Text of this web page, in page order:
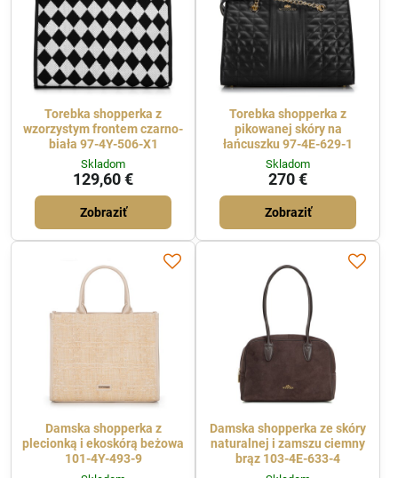
Torebka shopperka z
wzorzystym frontem czarno-
biała 97-4Y-506-X1
Skladom
129,60 €
Zobraziť
Torebka shopperka z
pikowanej skóry na
łańcuszku 97-4E-629-1
Skladom
270 €
Zobraziť
Damska shopperka z
plecionką i ekoskórą beżowa
101-4Y-493-9
Damska shopperka ze skóry
naturalnej i zamszu ciemny
brąz 103-4E-633-4